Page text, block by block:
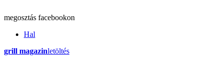
megosztás facebookon
Hal
grill magazinletöltés